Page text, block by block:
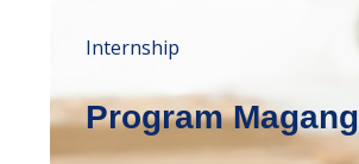
Internship
Program Magang